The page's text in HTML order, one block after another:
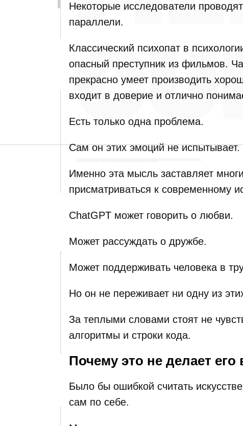
Некоторые исследователи
параллели.
Классический психопат в
опасный преступник из фильмов.
прекрасно умеет производить
входит в доверие и отлично
Есть только одна проблема.
Сам он этих эмоций не испытывает.
Именно эта мысль заставляет
присматриваться к современному
ChatGPT может говорить о любви.
Может рассуждать о дружбе.
Может поддерживать человека в
Но он не переживает ни одну из
За теплыми словами стоят не
алгоритмы и строки кода.
Почему это не делает его
Было бы ошибкой считать
сам по себе.